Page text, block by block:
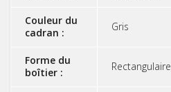
Couleur du
cadran :
Gris
Forme du
boîtier :
Rectangulaire